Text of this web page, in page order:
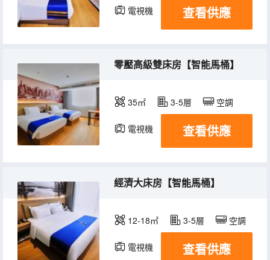
電視機 查看供應
零壓高級雙床房【智能馬桶】
35㎡ 3-5層 空調
電視機 查看供應
經濟大床房【智能馬桶】
12-18㎡ 3-5層 空調
電視機 查看供應